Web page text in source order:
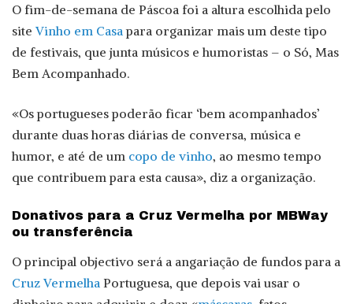
O fim-de-semana de Páscoa foi a altura escolhida pelo
siteVinho em Casa para organizar mais um deste tipo
de festivais, que junta músicos e humoristas – o Só, Mas
Bem Acompanhado.
«Os portugueses poderão ficar ‘bem acompanhados’
durante duas horas diárias de conversa, música e
humor, e até de um copo de vinho, ao mesmo tempo
que contribuem para esta causa», diz a organização.
Donativos para a Cruz Vermelha por MBWay
ou transferência
O principal objectivo será a angariação de fundos para a
Cruz Vermelha Portuguesa, que depois vai usar o